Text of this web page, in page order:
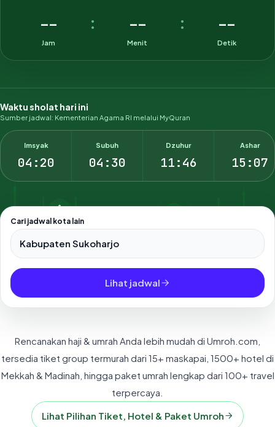
--
Jam
: --
Menit
: --
Detik
Waktu sholat hari ini
Sumber jadwal: Kementerian Agama RI melalui MyQuran
Imsyak
04:20
Subuh
04:30
Dzuhur
11:46
Ashar
15:07
Cari jadwal kota lain
Pilih salah satu dari 500+ kota dan kabupaten di Indonesia.
Lihat jadwal
Rencanakan haji & umrah Anda lebih mudah di Umroh.com,
tersedia tiket group termurah dari 15+ maskapai, 1500+ hotel di
Mekkah & Madinah, hingga paket umrah lengkap dari 100+ travel
terpercaya.
Lihat Pilihan Tiket, Hotel & Paket Umroh